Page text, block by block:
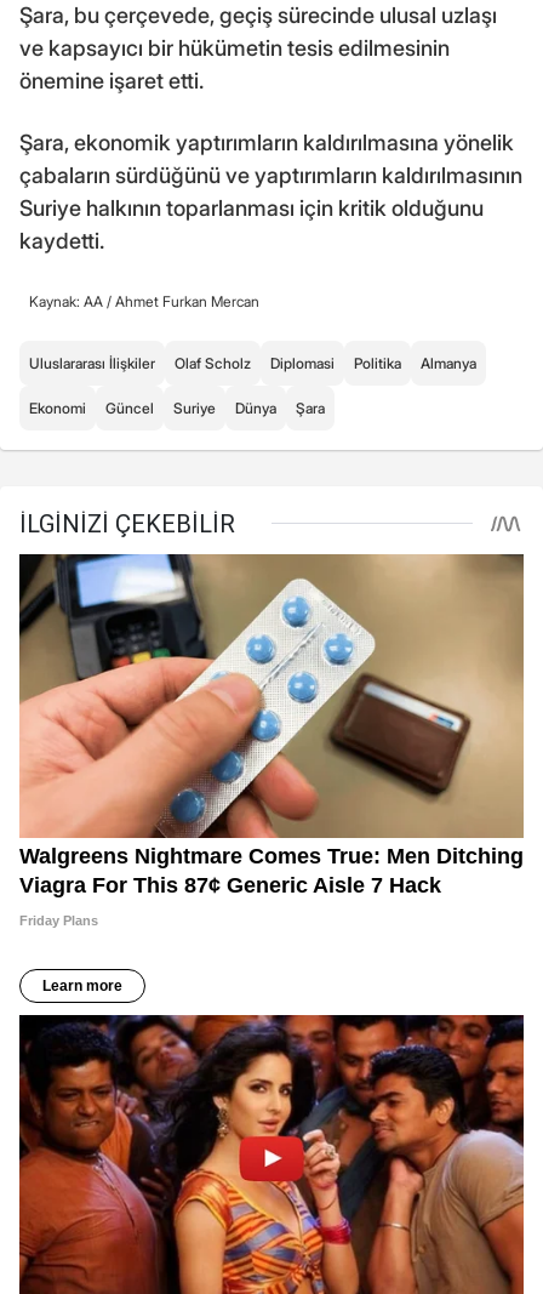
Şara, bu çerçevede, geçiş sürecinde ulusal uzlaşı
ve kapsayıcı bir hükümetin tesis edilmesinin
önemine işaret etti.
Şara, ekonomik yaptırımların kaldırılmasına yönelik
çabaların sürdüğünü ve yaptırımların kaldırılmasının
Suriye halkının toparlanması için kritik olduğunu
kaydetti.
Kaynak: AA / Ahmet Furkan Mercan
Uluslararası İlişkiler Olaf Scholz Diplomasi Politika Almanya
Ekonomi Güncel Suriye Dünya Şara